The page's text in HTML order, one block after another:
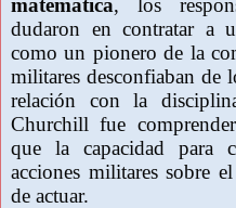
matemática, los
dudaron en contratar a
como un pionero de la
militares desconfiaban de
relación con la
Churchill fue
que la capacidad para
acciones militares sobre
de actuar.